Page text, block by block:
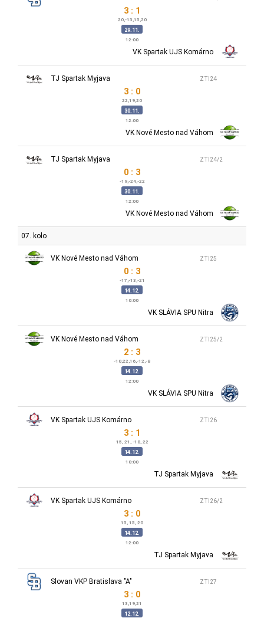
3 : 1
20,-13,15,20
29.11.
12:00
VK Spartak UJS Komárno
ZTI24
TJ Spartak Myjava
3 : 0
22,19,20
30.11.
12:00
VK Nové Mesto nad Váhom
ZTI24/2
TJ Spartak Myjava
0 : 3
-19,-24,-22
30.11.
12:00
VK Nové Mesto nad Váhom
07. kolo
ZTI25
VK Nové Mesto nad Váhom
0 : 3
-17,-13,-21
14.12.
10:00
VK SLÁVIA SPU Nitra
ZTI25/2
VK Nové Mesto nad Váhom
2 : 3
-10,22,16,-12,-8
14.12.
12:00
VK SLÁVIA SPU Nitra
ZTI26
VK Spartak UJS Komárno
3 : 1
15, 21, -18, 22
14.12.
10:00
TJ Spartak Myjava
ZTI26/2
VK Spartak UJS Komárno
3 : 0
15, 15, 20
14.12.
12:00
TJ Spartak Myjava
ZTI27
Slovan VKP Bratislava "A"
3 : 0
13,19,21
12.12.